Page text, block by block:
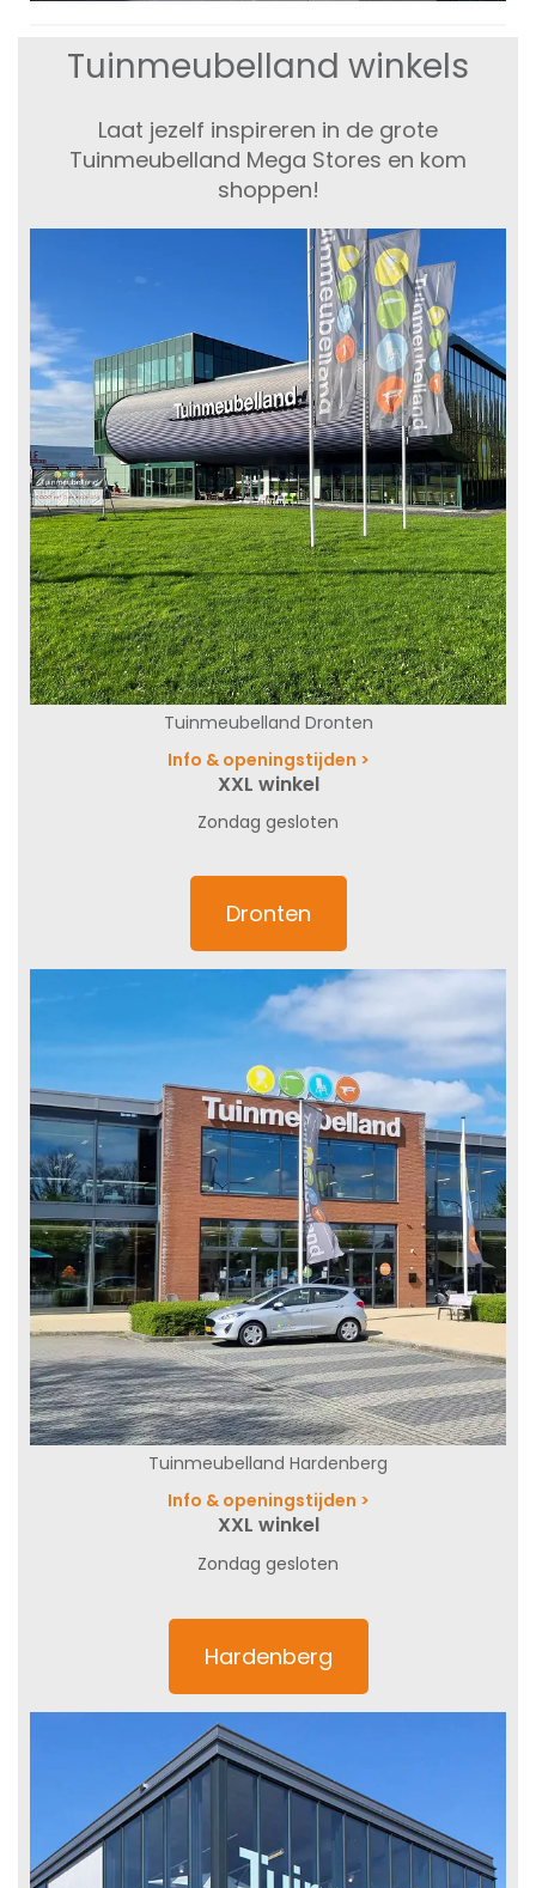
Tuinmeubelland winkels
Laat jezelf inspireren in de grote
Tuinmeubelland Mega Stores en kom
shoppen!
Tuinmeubelland Dronten
Info & openingstijden >
XXL winkel
Zondag gesloten
Dronten
Tuinmeubelland Hardenberg
Info & openingstijden >
XXL winkel
Zondag gesloten
Hardenberg